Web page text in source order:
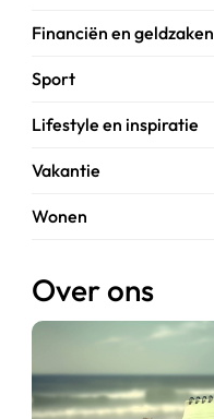
Financiën en geldzaken
Sport
Lifestyle en inspiratie
Vakantie
Wonen
Over ons